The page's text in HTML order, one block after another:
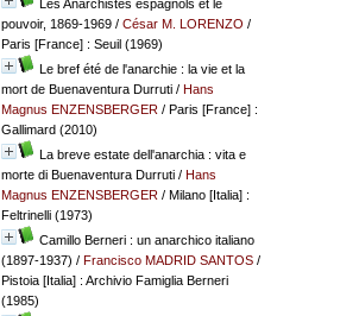
Les Anarchistes espagnols et le
pouvoir, 1869-1969/ César M. LORENZO /
Paris [France] : Seuil (1969)
Le bref été de l'anarchie : la vie et la
mort de Buenaventura Durruti/ Hans
Magnus ENZENSBERGER/ Paris [France] :
Gallimard (2010)
La breve estate dell'anarchia : vita e
morte di Buenaventura Durruti/ Hans
Magnus ENZENSBERGER/ Milano [Italia] :
Feltrinelli (1973)
Camillo Berneri : un anarchico italiano
(1897-1937) / Francisco MADRID SANTOS/
Pistoia [Italia] : Archivio Famiglia Berneri
(1985)